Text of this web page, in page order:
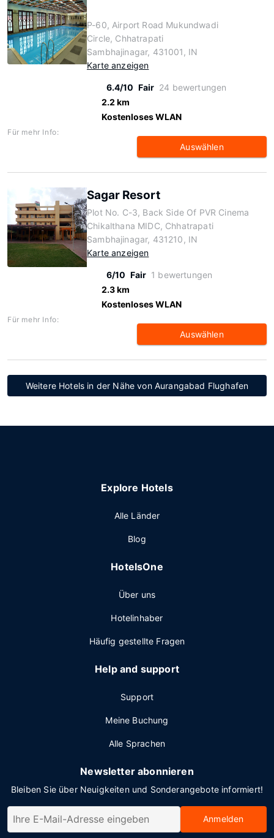
P-60, Airport Road Mukundwadi
Circle, Chhatrapati
Sambhajinagar, 431001, IN
Karte anzeigen
6.4/10 Fair 24 bewertungen
2.2 km
Kostenloses WLAN
Für mehr Info:
Auswählen
Sagar Resort
Plot No. C-3, Back Side Of PVR Cinema
Chikalthana MIDC, Chhatrapati
Sambhajinagar, 431210, IN
Karte anzeigen
6/10 Fair 1 bewertungen
2.3 km
Kostenloses WLAN
Für mehr Info:
Auswählen
Weitere Hotels in der Nähe von Aurangabad Flughafen
Explore Hotels
Alle Länder
Blog
HotelsOne
Über uns
Hotelinhaber
Häufig gestellte Fragen
Help and support
Support
Meine Buchung
Alle Sprachen
Newsletter abonnieren
Bleiben Sie über Neuigkeiten und Sonderangebote informiert!
Anmelden